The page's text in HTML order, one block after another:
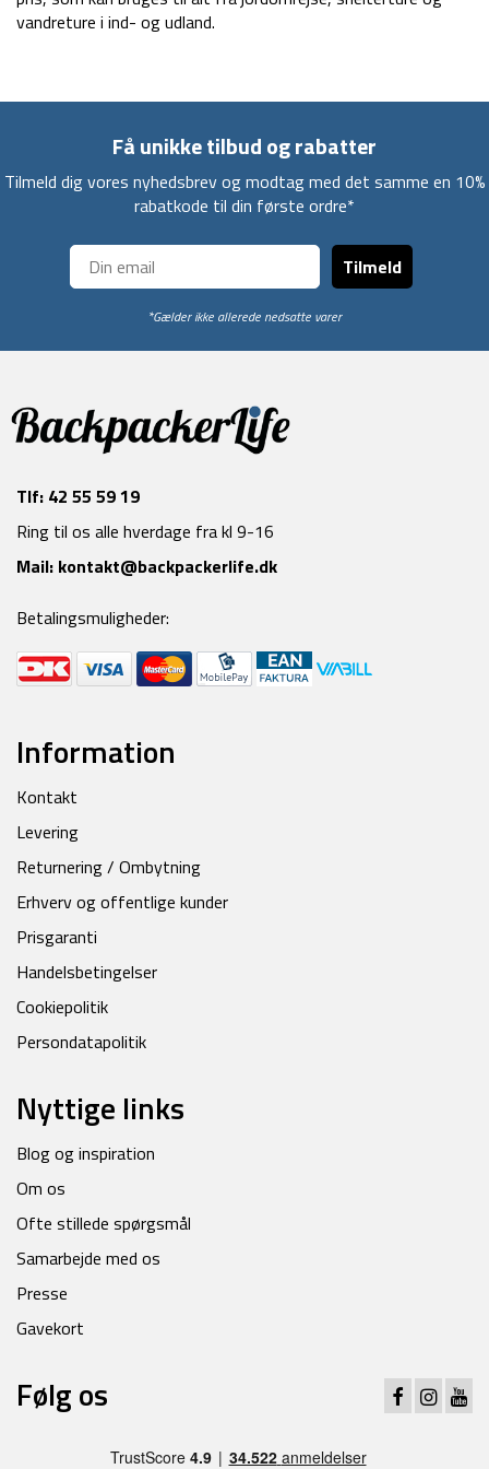
vandreture i ind- og udland.
Få unikke tilbud og rabatter
Tilmeld dig vores nyhedsbrev og modtag med det samme en 10%
rabatkode til din første ordre*
Tilmeld
*Gælder ikke allerede nedsatte varer
Tlf: 42 55 59 19
Ring til os alle hverdage fra kl 9-16
Mail: kontakt@backpackerlife.dk
Betalingsmuligheder:
Information
Kontakt
Levering
Returnering / Ombytning
Erhverv og offentlige kunder
Prisgaranti
Handelsbetingelser
Cookiepolitik
Persondatapolitik
Nyttige links
Blog og inspiration
Om os
Ofte stillede spørgsmål
Samarbejde med os
Presse
Gavekort
Følg os